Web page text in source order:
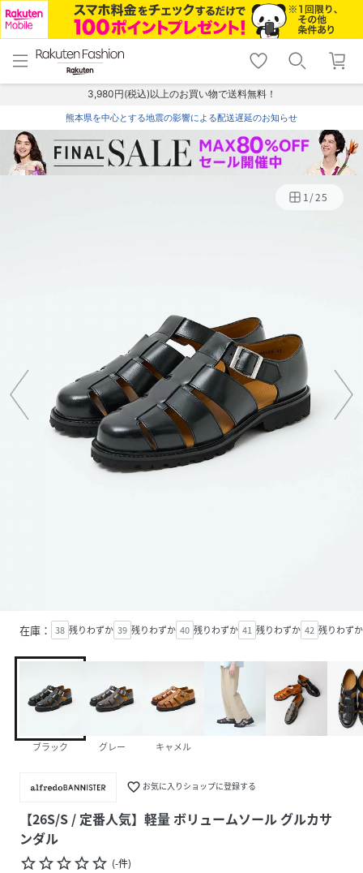
menu home
トップ
shopping_cart lock_outline
ログイン
3,980円(税込)以上のお買い物で送料無料！
熊本県を中心とする地震の影響による配送遅延のお知らせ
1/25
在庫： 38 残りわずか 39 残りわずか 40 残りわずか 41 残りわずか 42 残りわずか
ブラック グレー キャメル
favorite_border お気に入りショップに登録する
【26S/S / 定番人気】軽量 ボリュームソール グルカサ
ンダル
star_borderstar_borderstar_borderstar_borderstar_border (-件)